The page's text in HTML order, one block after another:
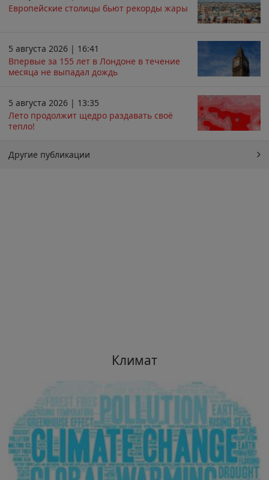
Европейские столицы бьют рекорды жары
5 августа 2026 | 16:41
Впервые за 155 лет в Лондоне в течение
месяца не выпадал дождь
5 августа 2026 | 13:35
Лето продолжит щедро раздавать своё
тепло!
Другие публикации
Климат